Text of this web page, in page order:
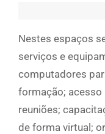
Nestes espaços
serviços e
computadores
formação; acesso
reuniões;
de forma virtual;